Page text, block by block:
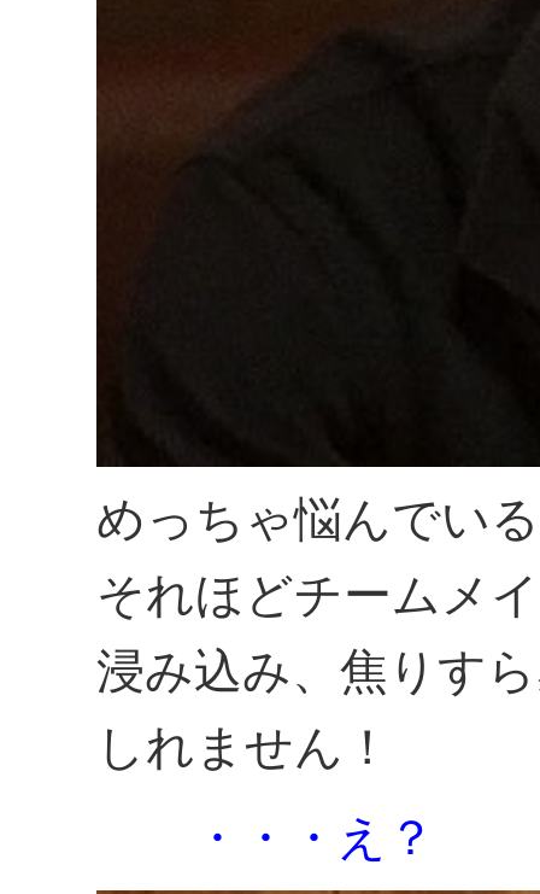
めっちゃ悩んでい
それほどチームメ
浸み込み、焦りす
しれません！
・・・え？